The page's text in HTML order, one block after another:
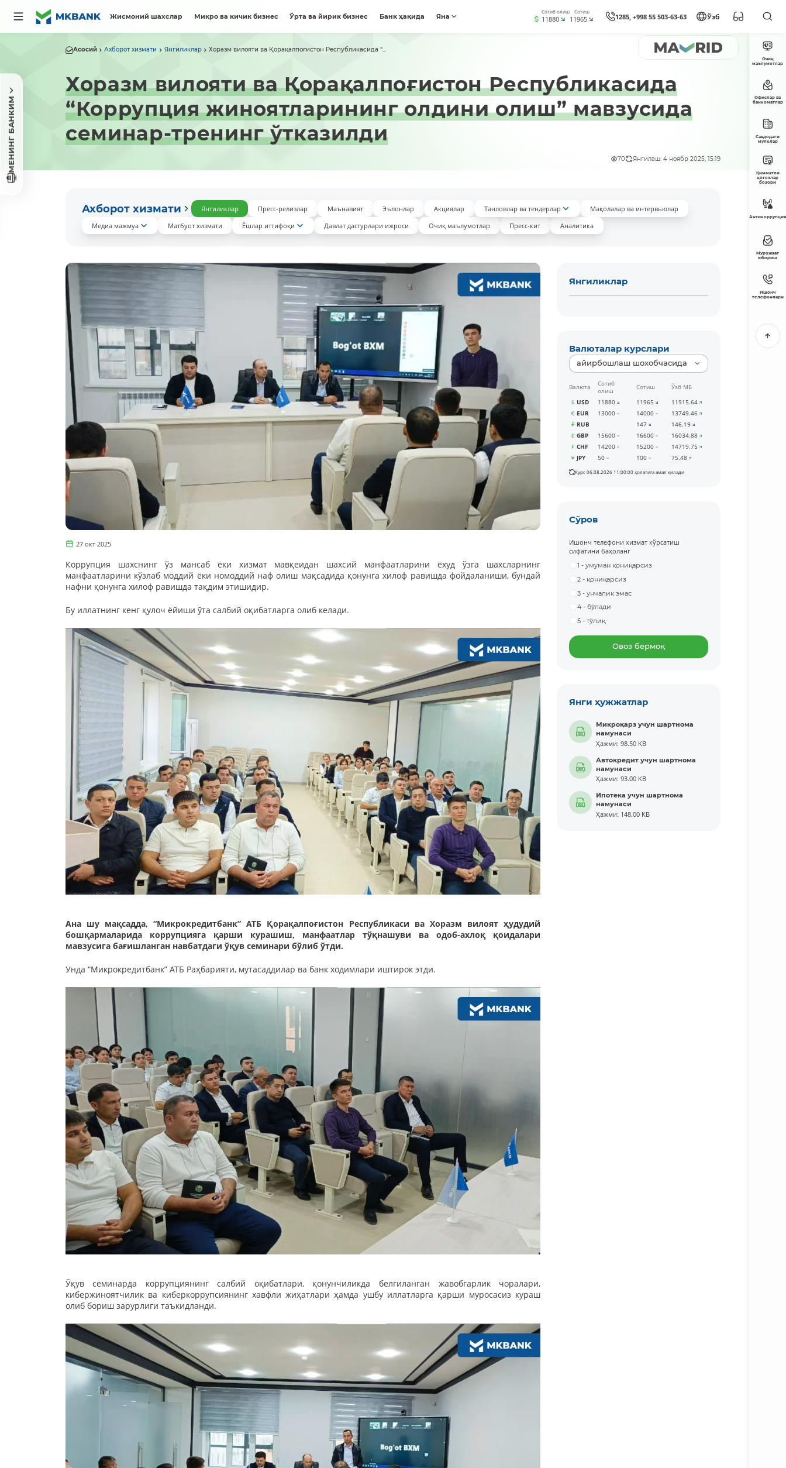
Жисмоний шахслар Микро ва кичик бизнес Ўрта ва йирик бизнес Банк ҳақида Яна
Сотиб олиш
11880
Сотиш
11965 1285, +998 55 503-63-63 Ўзб
МЕНИНГ БАНКИМ
Асосий Ахборот хизмати Янгиликлар Хоразм вилояти ва Қорақалпоғистон Республикасида “...
Хоразм вилояти ва Қорақалпоғистон Республикасида
“Коррупция жиноятларининг олдини олиш” мавзусида
семинар-тренинг ўтказилди
70 Янгилаш: 4 ноябр 2025, 15:19
Ахборот хизмати Янгиликлар Пресс-релизлар Маънавият Эълонлар Акциялар Танловлар ва тендерлар
Мақолалар ва интервьюлар
Медиа мажмуа
Матбуот хизмати Ёшлар иттифоқи Давлат дастурлари ижроси Очиқ маълумотлар Пресс-кит Аналитика
27 окт 2025
Коррупция шахснинг ўз мансаб ёки хизмат мавқеидан шахсий манфаатларини ёхуд ўзга шахсларнинг
манфаатларини кўзлаб моддий ёки номоддий наф олиш мақсадида қонунга хилоф равишда фойдаланиши, бундай
нафни қонунга хилоф равишда тақдим этишидир.
Бу иллатнинг кенг қулоч ёйиши ўта салбий оқибатларга олиб келади.
Ана шу мақсадда, “Микрокредитбанк” АТБ Қорақалпоғистон Республикаси ва Хоразм вилоят ҳудудий
бошқармаларида коррупцияга қарши курашиш, манфаатлар тўқнашуви ва одоб-ахлоқ қоидалари
мавзусига бағишланган навбатдаги ўқув семинари бўлиб ўтди.
Унда “Микрокредитбанк” АТБ Раҳбарияти, мутасаддилар ва банк ходимлари иштирок этди.
Ўқув семинарда коррупциянинг салбий оқибатлари, қонунчиликда белгиланган жавобгарлик чоралари,
кибержиноятчилик ва киберкоррупсиянинг хавфли жиҳатлари ҳамда ушбу иллатларга қарши муросасиз кураш
олиб бориш зарурлиги таъкидланди.
Янгиликлар
Валюталар курслари
айирбошлаш шохобчасида
Валюта
Сотиб
олиш
Сотиш
Ўзб МБ
USD
11880 11965
11915.64
EUR
13000 14000
13749.46
RUB
147
146.19
GBP
15600 16600
16034.88
CHF
14200 15200
14719.75
JPY
50 100 75.48
Курс 06.08.2026 11:00:00 ҳолатига амал қилади
Сўров
Ишонч телефони хизмат кўрсатиш
сифатини баҳоланг
1 - умуман қониқарсиз
2 - қониқарсиз
3 - унчалик эмас
4 - бўлади
5 - тўлиқ
Овоз бермоқ
Янги ҳужжатлар
Микроқарз учун шартнома
намунаси
Ҳажми: 98.50 KB
Автокредит учун шартнома
намунаси
Ҳажми: 93.00 KB
Ипотека учун шартнома
намунаси
Ҳажми: 148.00 KB
Очиқ
маълумотлар
Офислар ва
банкоматлар
Савдодаги
мулклар
Қимматли
қоғозлар
бозори
Антикоррупция
Мурожаат
юбориш
Ишонч
телефонлари
Батафсил